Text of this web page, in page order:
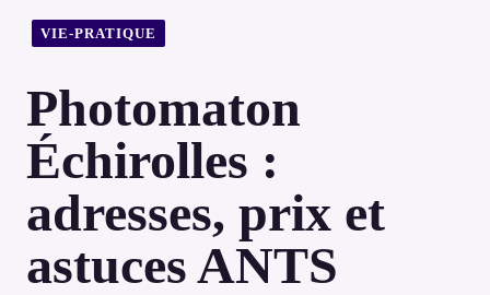
VIE-PRATIQUE
Photomaton
Échirolles :
adresses, prix et
astuces ANTS